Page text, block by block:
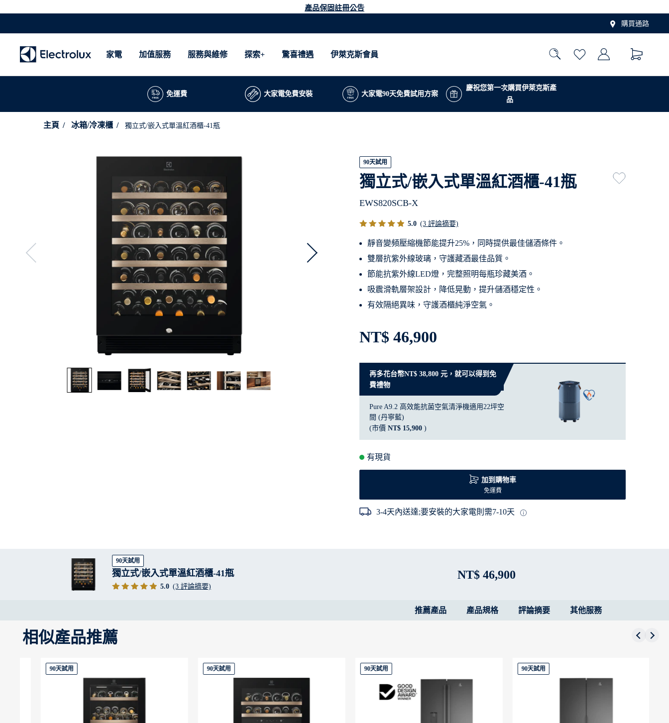
產品保固註冊公告
購買通路
家電 加值服務 服務與維修 探索+ 驚喜禮遇 伊萊克斯會員
免運費 大家電免費安裝 大家電90天免費試用方案
慶祝您第一次購買伊萊克斯產
品
主頁 冰箱/冷凍櫃 獨立式/嵌入式單溫紅酒櫃-41瓶
90天試用
獨立式/嵌入式單溫紅酒櫃-41瓶
EWS820SCB-X
5.0 (3 評論摘要)
靜音變頻壓縮機節能提升25%，同時提供最佳儲酒條件。
雙層抗紫外線玻璃，守護藏酒最佳品質。
節能抗紫外線LED燈，完整照明每瓶珍藏美酒。
吸震滑軌層架設計，降低晃動，提升儲酒穩定性。
有效隔絕異味，守護酒櫃純淨空氣。
NT$ 46,900
再多花台幣NT$ 38,800 元，就可以得到免
費禮物
Pure A9.2 高效能抗菌空氣清淨機適用22坪空
間 (丹寧藍)
(市價 NT$ 15,900 )
有現貨
加到購物車
免運費
3-4天內送達;要安裝的大家電則需7-10天
90天試用
獨立式/嵌入式單溫紅酒櫃-41瓶
5.0 (3 評論摘要)
NT$ 46,900
推薦產品 產品規格 評論摘要 其他服務
相似產品推薦
90天試用 90天試用 90天試用 90天試用